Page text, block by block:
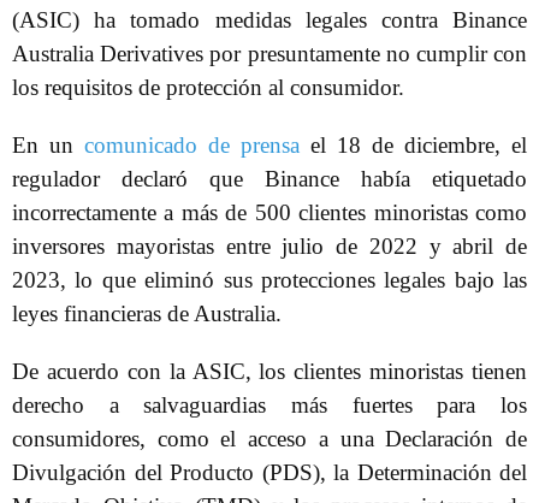
(ASIC) ha tomado medidas legales contra Binance
Australia Derivatives por presuntamente no cumplir con
los requisitos de protección al consumidor.
En un comunicado de prensa el 18 de diciembre, el
regulador declaró que Binance había etiquetado
incorrectamente a más de 500 clientes minoristas como
inversores mayoristas entre julio de 2022 y abril de
2023, lo que eliminó sus protecciones legales bajo las
leyes financieras de Australia.
De acuerdo con la ASIC, los clientes minoristas tienen
derecho a salvaguardias más fuertes para los
consumidores, como el acceso a una Declaración de
Divulgación del Producto (PDS), la Determinación del